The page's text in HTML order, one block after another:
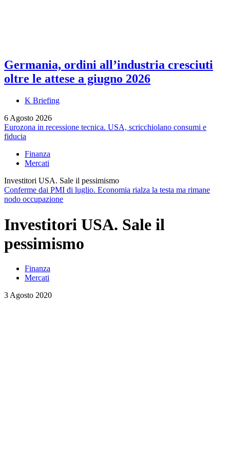
Germania, ordini all’industria cresciuti
oltre le attese a giugno 2026
K Briefing
6 Agosto 2026
Eurozona in recessione tecnica. USA, scricchiolano consumi e
fiducia
Finanza
Mercati
Investitori USA. Sale il pessimismo
Conferme dai PMI di luglio. Economia rialza la testa ma rimane
nodo occupazione
Investitori USA. Sale il
pessimismo
Finanza
Mercati
3 Agosto 2020